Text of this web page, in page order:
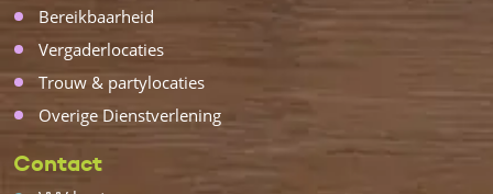
Bereikbaarheid
Vergaderlocaties
Trouw & partylocaties
Overige Dienstverlening
Contact